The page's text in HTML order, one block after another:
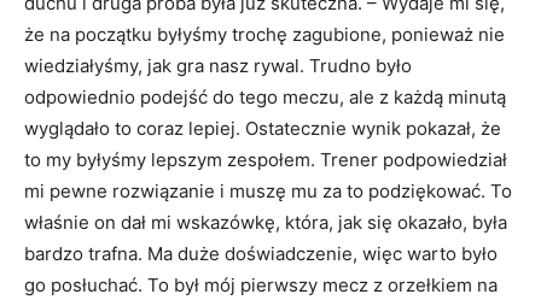
że na początku byłyśmy trochę zagubione, ponieważ nie
wiedziałyśmy, jak gra nasz rywal. Trudno było
odpowiednio podejść do tego meczu, ale z każdą minutą
wyglądało to coraz lepiej. Ostatecznie wynik pokazał, że
to my byłyśmy lepszym zespołem. Trener podpowiedział
mi pewne rozwiązanie i muszę mu za to podziękować. To
właśnie on dał mi wskazówkę, która, jak się okazało, była
bardzo trafna. Ma duże doświadczenie, więc warto było
go posłuchać. To był mój pierwszy mecz z orzełkiem na